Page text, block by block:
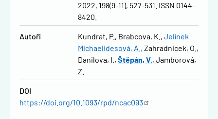
2022, 198(9-11), 527-531. ISSN 0144-
8420.
Autoři Kundrat, P. Brabcova, K.
Jelínek
Michaelidesová, A.
Zahradnicek, O.
Danilova, I.
Štěpán, V. Jamborová,
Z.
DOI
https://doi.org/10.1093/rpd/ncac093